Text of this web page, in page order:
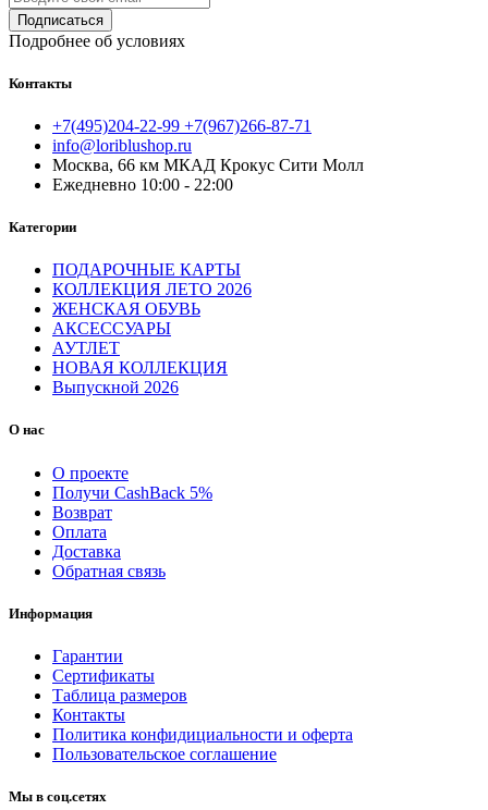
Подписаться
Подробнее об условиях
Контакты
+7(495)204-22-99 +7(967)266-87-71
info@loriblushop.ru
Москва, 66 км МКАД Крокус Сити Молл
Ежедневно 10:00 - 22:00
Категории
ПОДАРОЧНЫЕ КАРТЫ
КОЛЛЕКЦИЯ ЛЕТО 2026
ЖЕНСКАЯ ОБУВЬ
АКСЕССУАРЫ
АУТЛЕТ
НОВАЯ КОЛЛЕКЦИЯ
Выпускной 2026
О нас
О проекте
Получи CashBack 5%
Возврат
Оплата
Доставка
Обратная связь
Информация
Гарантии
Сертификаты
Таблица размеров
Контакты
Политика конфидициальности и оферта
Пользовательское соглашение
Мы в соц.сетях